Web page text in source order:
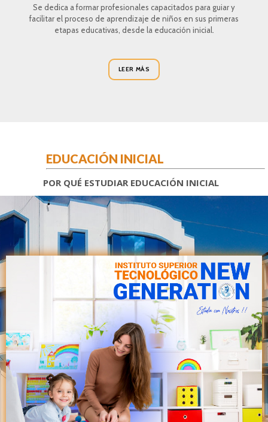
Se dedica a formar profesionales capacitados para guiar y
facilitar el proceso de aprendizaje de niños en sus primeras
etapas educativas, desde la educación inicial.
LEER MÁS
EDUCACIÓN INICIAL
POR QUÉ ESTUDIAR EDUCACIÓN INICIAL